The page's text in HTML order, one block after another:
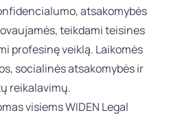
atsakomybės
teikdami teisines
profesinę veiklą. Laikomės
socialinės atsakomybės ir
reikalavimų.
visiems WIDEN Legal